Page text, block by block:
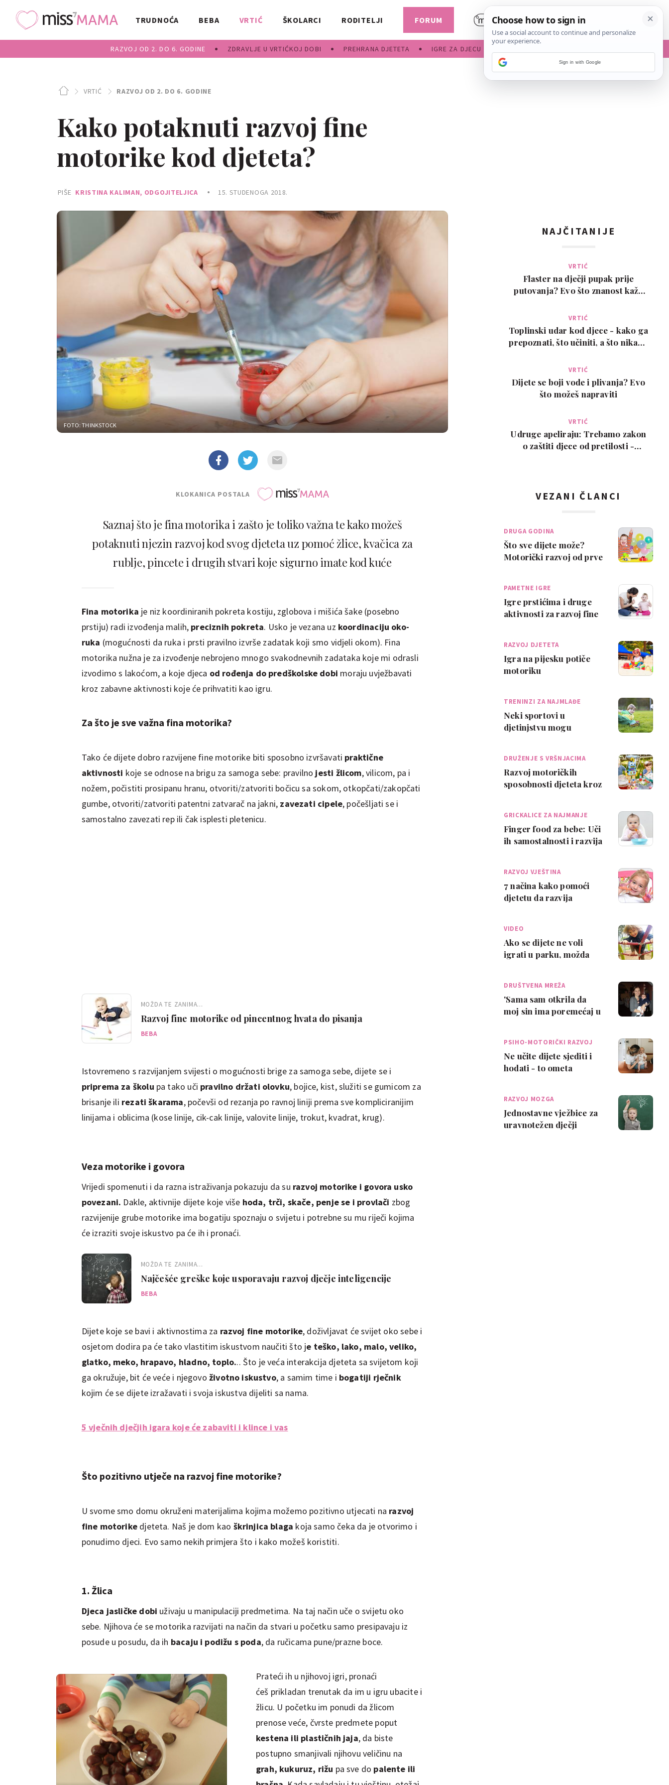
TRUDNOĆA BEBA VRTIĆ
RAZVOJ OD 2. DO 6. GODINE ZDRAVLJE U VRTIĆKOJ DOBI PREHRANA DJETETA IGRE ZA DJECU
ŠKOLARCI RODITELJI FORUM
VRTIĆ RAZVOJ OD 2. DO 6. GODINE
Kako potaknuti razvoj fine
motorike kod djeteta?
PIŠE KRISTINA KALIMAN, ODGOJITELJICA 15. STUDENOGA 2018.
FOTO: THINKSTOCK
KLOKANICA POSTALA
Saznaj što je fina motorika i zašto je toliko važna te kako možeš
potaknuti njezin razvoj kod svog djeteta uz pomoć žlice, kvačica za
rublje, pincete i drugih stvari koje sigurno imate kod kuće
Fina motorika je niz koordiniranih pokreta kostiju, zglobova i mišića šake (posebno
prstiju) radi izvođenja malih, preciznih pokreta. Usko je vezana uz koordinaciju oko-
ruka (mogućnosti da ruka i prsti pravilno izvrše zadatak koji smo vidjeli okom). Fina
motorika nužna je za izvođenje nebrojeno mnogo svakodnevnih zadataka koje mi odrasli
izvodimo s lakoćom, a koje djeca od rođenja do predškolske dobi moraju uvježbavati
kroz zabavne aktivnosti koje će prihvatiti kao igru.
Za što je sve važna fina motorika?
Tako će dijete dobro razvijene fine motorike biti sposobno izvršavati praktične
aktivnosti koje se odnose na brigu za samoga sebe: pravilno jesti žlicom, vilicom, pa i
nožem, počistiti prosipanu hranu, otvoriti/zatvoriti bočicu sa sokom, otkopčati/zakopčati
gumbe, otvoriti/zatvoriti patentni zatvarač na jakni, zavezati cipele, počešljati se i
samostalno zavezati rep ili čak isplesti pletenicu.
MOŽDA TE ZANIMA...
Razvoj fine motorike od pincentnog hvata do pisanja
BEBA
Istovremeno s razvijanjem svijesti o mogućnosti brige za samoga sebe, dijete se i
priprema za školu pa tako uči pravilno držati olovku, bojice, kist, služiti se gumicom za
brisanje ili rezati škarama, počevši od rezanja po ravnoj liniji prema sve kompliciranijim
linijama i oblicima (kose linije, cik-cak linije, valovite linije, trokut, kvadrat, krug).
Veza motorike i govora
Vrijedi spomenuti i da razna istraživanja pokazuju da su razvoj motorike i govora usko
povezani. Dakle, aktivnije dijete koje više hoda, trči, skače, penje se i provlači zbog
razvijenije grube motorike ima bogatiju spoznaju o svijetu i potrebne su mu riječi kojima
će izraziti svoje iskustvo pa će ih i pronaći.
MOŽDA TE ZANIMA...
Najčešće greške koje usporavaju razvoj dječje inteligencije
BEBA
Dijete koje se bavi i aktivnostima za razvoj fine motorike, doživljavat će svijet oko sebe i
osjetom dodira pa će tako vlastitim iskustvom naučiti što je teško, lako, malo, veliko,
glatko, meko, hrapavo, hladno, toplo... Što je veća interakcija djeteta sa svijetom koji
ga okružuje, bit će veće i njegovo životno iskustvo, a samim time i bogatiji rječnik
kojim će se dijete izražavati i svoja iskustva dijeliti sa nama.
5 vječnih dječjih igara koje će zabaviti i klince i vas
Što pozitivno utječe na razvoj fine motorike?
U svome smo domu okruženi materijalima kojima možemo pozitivno utjecati na razvoj
fine motorike djeteta. Naš je dom kao škrinjica blaga koja samo čeka da je otvorimo i
ponudimo djeci. Evo samo nekih primjera što i kako možeš koristiti.
1. Žlica
Djeca jasličke dobi uživaju u manipulaciji predmetima. Na taj način uče o svijetu oko
sebe. Njihova će se motorika razvijati na način da stvari u početku samo presipavaju iz
posude u posudu, da ih bacaju i podižu s poda, da ručicama pune/prazne boce.
Prateći ih u njihovoj igri, pronaći
ćeš prikladan trenutak da im u igru ubacite i
žlicu. U početku im ponudi da žlicom
prenose veće, čvrste predmete poput
kestena ili plastičnih jaja, da biste
postupno smanjivali njihovu veličinu na
grah, kukuruz, rižu pa sve do palente ili
NAJČITANIJE
VRTIĆ
Flaster na dječji pupak prije
putovanja? Evo što znanost kaže
VRTIĆ
Toplinski udar kod djece - kako ga
prepoznati, što učiniti, a što nikako
VRTIĆ
Dijete se boji vode i plivanja? Evo
što možeš napraviti
VRTIĆ
Udruge apeliraju: Trebamo zakon
o zaštiti djece od pretilosti -
VEZANI ČLANCI
DRUGA GODINA
Što sve dijete može?
Motorički razvoj od prve
PAMETNE IGRE
Igre prstićima i druge
aktivnosti za razvoj fine
RAZVOJ DJETETA
Igra na pijesku potiče
motoriku
TRENINZI ZA NAJMLAĐE
Neki sportovi u
djetinjstvu mogu
DRUŽENJE S VRŠNJACIMA
Razvoj motoričkih
sposobnosti djeteta kroz
GRICKALICE ZA NAJMANJE
Finger food za bebe: Uči
ih samostalnosti i razvija
RAZVOJ VJEŠTINA
7 načina kako pomoći
djetetu da razvija
VIDEO
Ako se dijete ne voli
igrati u parku, možda
DRUŠTVENA MREŽA
'Sama sam otkrila da
moj sin ima poremećaj u
PSIHO-MOTORIČKI RAZVOJ
Ne učite dijete sjediti i
hodati - to ometa
RAZVOJ MOZGA
Jednostavne vježbice za
uravnotežen dječji
Sign in with Google